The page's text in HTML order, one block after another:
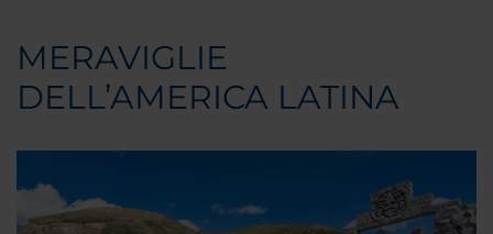
MERAVIGLIE
DELL’AMERICA LATINA